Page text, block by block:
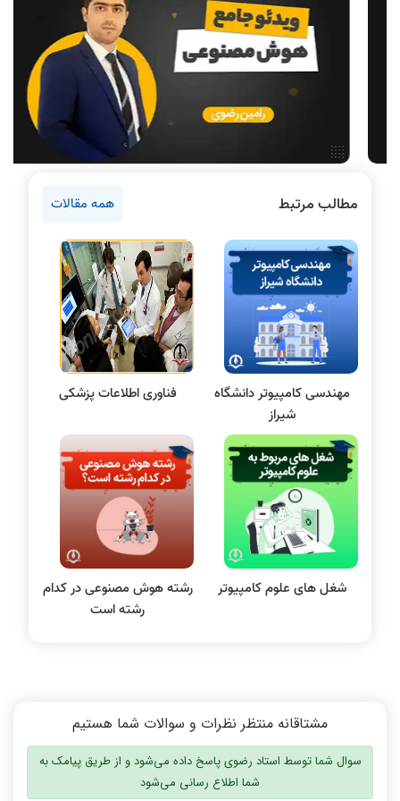
آموزش تخصصی دروس رشته کامپیوتر و IT
ادامه تحصیل در رشته کامپیوتر
سخت افزار
دروس مهندسی کامپیوتر
پایتون
سی شارپ
علم داده
مقاله نویسی
بلاکچین
پایگاه داده
الکترونیک دیجیتال
سیستم عامل
نظریه زبانها
سیگنال و سیستمها
مطالب مرتبط همه مقالات
مهندسی کامپیوتر دانشگاه
شیراز
فناوری اطلاعات پزشکی
شغل های علوم کامپیوتر
رشته هوش مصنوعی در کدام
رشته است
مشتاقانه منتظر نظرات و سوالات شما هستیم
سوال شما توسط استاد رضوی پاسخ داده می‌شود و از طریق پیامک به
شما اطلاع رسانی می‌شود